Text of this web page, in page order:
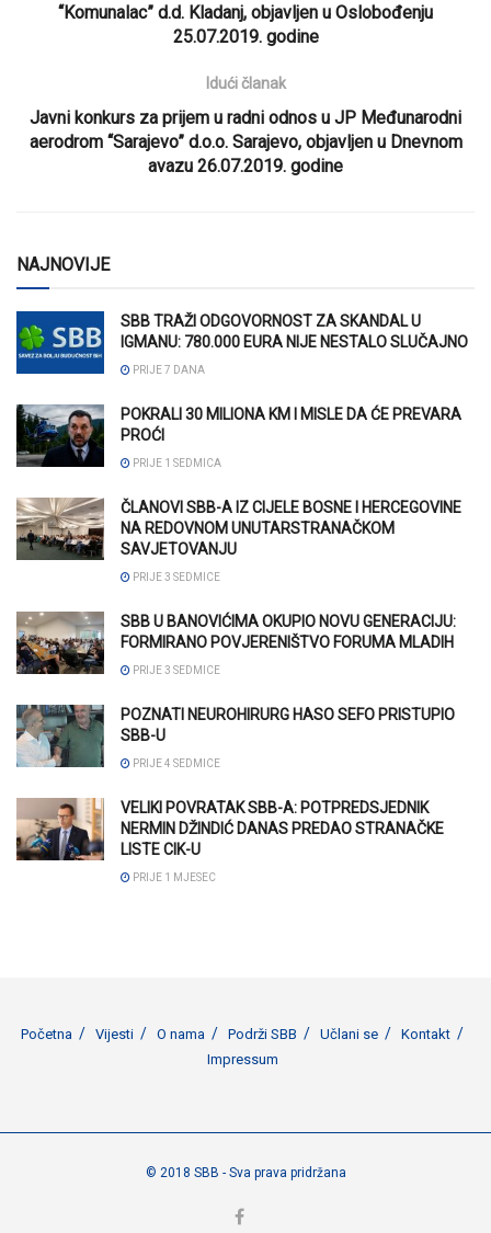
“Komunalac” d.d. Kladanj, objavljen u Oslobođenju
25.07.2019. godine
Idući članak
Javni konkurs za prijem u radni odnos u JP Međunarodni
aerodrom “Sarajevo” d.o.o. Sarajevo, objavljen u Dnevnom
avazu 26.07.2019. godine
NAJNOVIJE
SBB TRAŽI ODGOVORNOST ZA SKANDAL U
IGMANU: 780.000 EURA NIJE NESTALO SLUČAJNO
PRIJE 7 DANA
POKRALI 30 MILIONA KM I MISLE DA ĆE PREVARA
PROĆI
PRIJE 1 SEDMICA
ČLANOVI SBB-A IZ CIJELE BOSNE I HERCEGOVINE
NA REDOVNOM UNUTARSTRANAČKOM
SAVJETOVANJU
PRIJE 3 SEDMICE
SBB U BANOVIĆIMA OKUPIO NOVU GENERACIJU:
FORMIRANO POVJERENIŠTVO FORUMA MLADIH
PRIJE 3 SEDMICE
POZNATI NEUROHIRURG HASO SEFO PRISTUPIO
SBB-U
PRIJE 4 SEDMICE
VELIKI POVRATAK SBB-A: POTPREDSJEDNIK
NERMIN DŽINDIĆ DANAS PREDAO STRANAČKE
LISTE CIK-U
PRIJE 1 MJESEC
Početna Vijesti O nama Podrži SBB Učlani se
Kontakt
Impressum
© 2018 SBB - Sva prava pridržana